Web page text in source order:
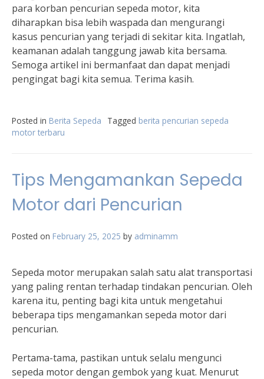
para korban pencurian sepeda motor, kita
diharapkan bisa lebih waspada dan mengurangi
kasus pencurian yang terjadi di sekitar kita. Ingatlah,
keamanan adalah tanggung jawab kita bersama.
Semoga artikel ini bermanfaat dan dapat menjadi
pengingat bagi kita semua. Terima kasih.
Posted in Berita Sepeda Tagged berita pencurian sepeda
motor terbaru
Tips Mengamankan Sepeda
Motor dari Pencurian
Posted on February 25, 2025 by adminamm
Sepeda motor merupakan salah satu alat transportasi
yang paling rentan terhadap tindakan pencurian. Oleh
karena itu, penting bagi kita untuk mengetahui
beberapa tips mengamankan sepeda motor dari
pencurian.
Pertama-tama, pastikan untuk selalu mengunci
sepeda motor dengan gembok yang kuat. Menurut